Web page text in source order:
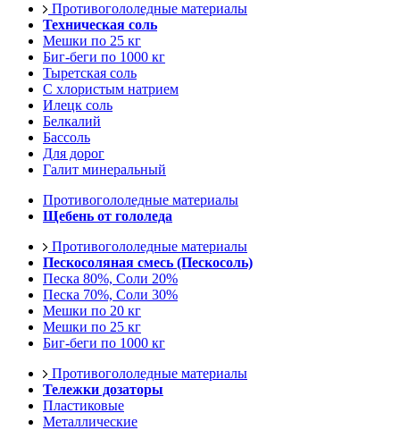
Противогололедные материалы
Техническая соль
Мешки по 25 кг
Биг-беги по 1000 кг
Тыретская соль
С хлористым натрием
Илецк соль
Белкалий
Бассоль
Для дорог
Галит минеральный
Противогололедные материалы
Щебень от гололеда
Противогололедные материалы
Пескосоляная смесь (Пескосоль)
Песка 80%, Соли 20%
Песка 70%, Соли 30%
Мешки по 20 кг
Мешки по 25 кг
Биг-беги по 1000 кг
Противогололедные материалы
Тележки дозаторы
Пластиковые
Металлические